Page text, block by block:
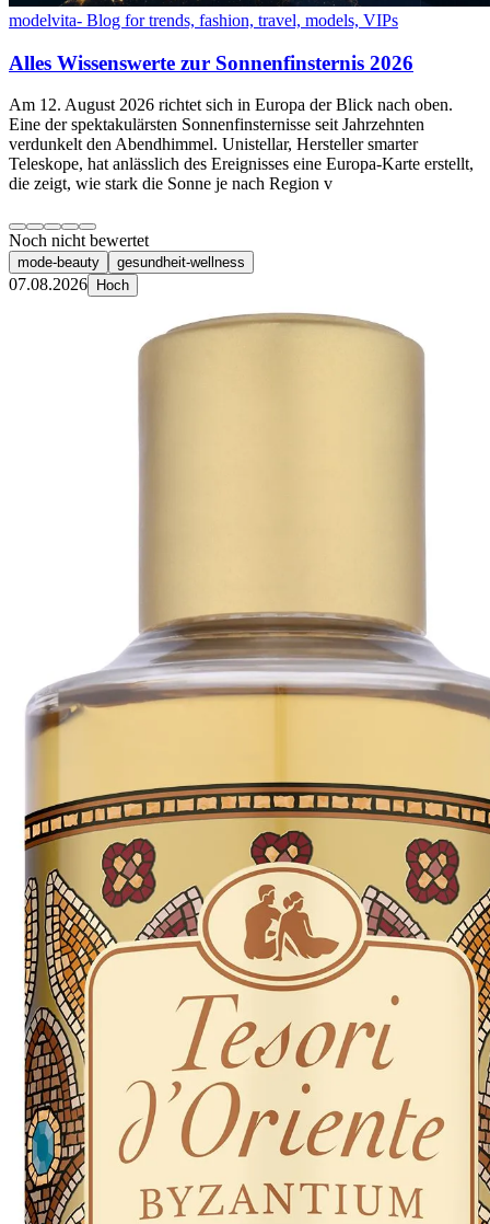
modelvita- Blog for trends, fashion, travel, models, VIPs
Alles Wissenswerte zur Sonnenfinsternis 2026
Am 12. August 2026 richtet sich in Europa der Blick nach oben.
Eine der spektakulärsten Sonnenfinsternisse seit Jahrzehnten
verdunkelt den Abendhimmel. Unistellar, Hersteller smarter
Teleskope, hat anlässlich des Ereignisses eine Europa-Karte erstellt,
die zeigt, wie stark die Sonne je nach Region v
Noch nicht bewertet
mode-beauty gesundheit-wellness
07.08.2026 Hoch